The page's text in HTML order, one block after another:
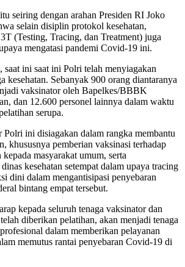
seiring dengan arahan Presiden RI Joko
selain disiplin protokol kesehatan,
(Testing, Tracing, dan Treatment) juga
mengatasi pandemi Covid-19 ini.
ini saat ini Polri telah menyiagakan
kesehatan. Sebanyak 900 orang diantaranya
vaksinator oleh Bapelkes/BBBK
dan 12.600 personel lainnya dalam waktu
serupa.
Polri ini disiagakan dalam rangka membantu
khususnya pemberian vaksinasi terhadap
masyarakat umum, serta
kesehatan setempat dalam upaya tracing
dini dalam mengantisipasi penyebaran
bintang empat tersebut.
kepada seluruh tenaga vaksinator dan
diberikan pelatihan, akan menjadi tenaga
dalam memberikan pelayanan
memutus rantai penyebaran Covid-19 di